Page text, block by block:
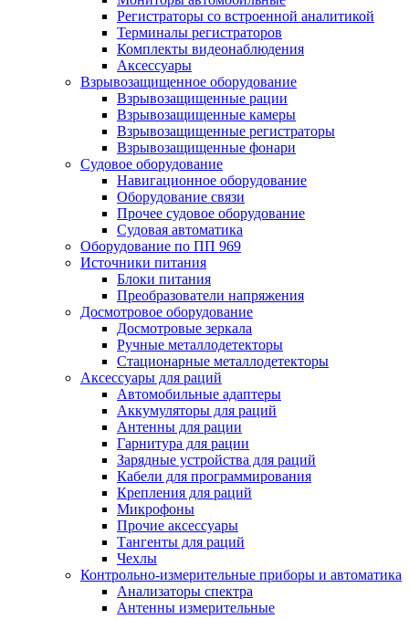
Регистраторы со встроенной аналитикой
Терминалы регистраторов
Комплекты видеонаблюдения
Аксессуары
Взрывозащищенное оборудование
Взрывозащищенные рации
Взрывозащищенные камеры
Взрывозащищенные регистраторы
Взрывозащищенные фонари
Судовое оборудование
Навигационное оборудование
Оборудование связи
Прочее судовое оборудование
Судовая автоматика
Оборудование по ПП 969
Источники питания
Блоки питания
Преобразователи напряжения
Досмотровое оборудование
Досмотровые зеркала
Ручные металлодетекторы
Стационарные металлодетекторы
Аксессуары для раций
Автомобильные адаптеры
Аккумуляторы для раций
Антенны для рации
Гарнитура для рации
Зарядные устройства для раций
Кабели для программирования
Крепления для раций
Микрофоны
Прочие аксессуары
Тангенты для раций
Чехлы
Контрольно-измерительные приборы и автоматика
Анализаторы спектра
Антенны измерительные